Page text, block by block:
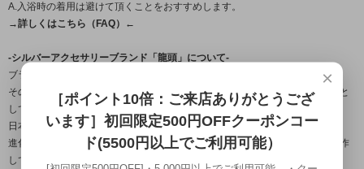
A.入浴時の着用は避けて頂くことをおすすめします。
→詳しくはこちら（FAQ）←
-シルバーアクセサリーブランド「龍頭」について-
ブランド名の「龍頭」とは梵鐘の最上部にある鐘を吊るす留め金の名。
その良し悪しで鐘の風格さえも変えてしまう必要不可欠な大事な部分を由来と
しており、
日本古来から受け継がれている銀器の伝統技法を用いながら、
進化する伝統をコンセプトに身に付ける者に独特の存在感を与える作品を製作
しております。
×
［ポイント10倍：ご来店ありがとうござ
います］初回限定500円OFFクーポンコー
ド(5500円以上でご利用可能）